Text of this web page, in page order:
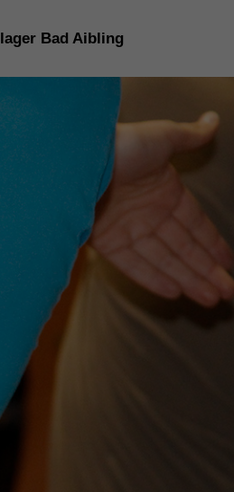
Bad Aibling